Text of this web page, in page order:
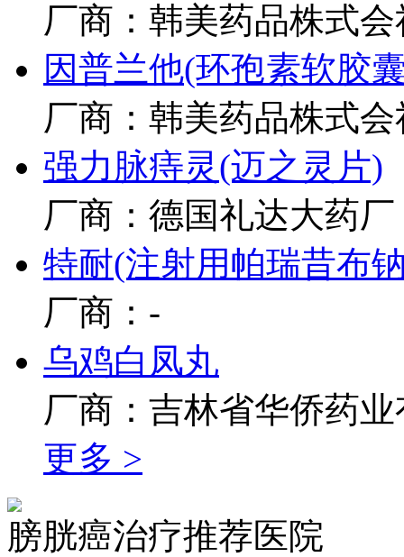
厂商：韩美药品株式会
因普兰他(环孢素软胶
厂商：韩美药品株式会
强力脉痔灵(迈之灵片)
厂商：德国礼达大药厂
特耐(注射用帕瑞昔布
厂商：-
乌鸡白凤丸
厂商：吉林省华侨药
更多 >
膀胱癌治疗推荐医院